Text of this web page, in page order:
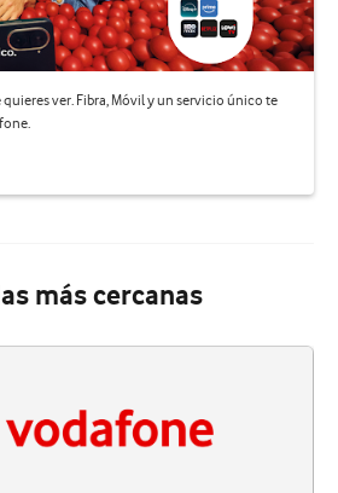
ver. Fibra, Móvil y un servicio único te
más cercanas